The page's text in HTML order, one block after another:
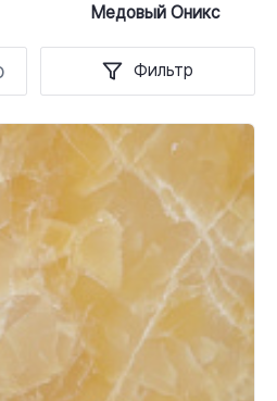
Медовый Оникс
Фильтр